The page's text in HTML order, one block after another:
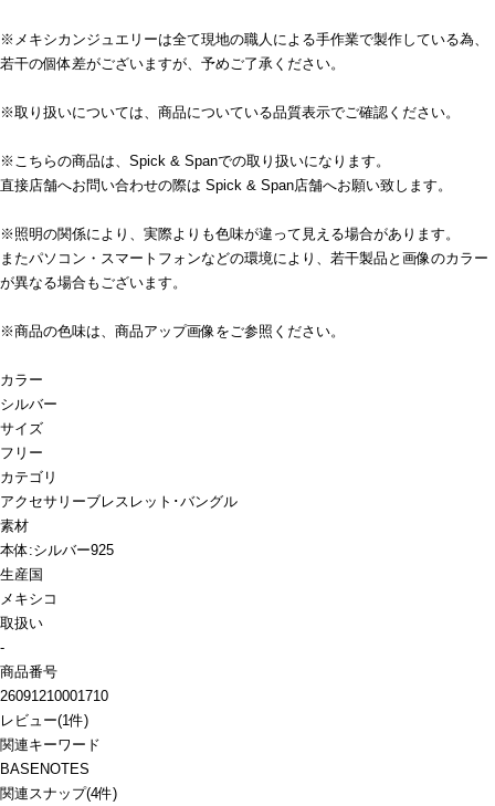
※メキシカンジュエリーは全て現地の職人による手作業で製作している為、
若干の個体差がございますが、予めご了承ください。
※取り扱いについては、商品についている品質表示でご確認ください。
※こちらの商品は、Spick & Spanでの取り扱いになります。
直接店舗へお問い合わせの際は Spick & Span店舗へお願い致します。
※照明の関係により、実際よりも色味が違って見える場合があります。
またパソコン・スマートフォンなどの環境により、若干製品と画像のカラー
が異なる場合もございます。
※商品の色味は、商品アップ画像をご参照ください。
カラー
シルバー
サイズ
フリー
カテゴリ
アクセサリーブレスレット･バングル
素材
本体:シルバー925
生産国
メキシコ
取扱い
-
商品番号
26091210001710
レビュー(1件)
関連キーワード
BASENOTES
関連スナップ(4件)